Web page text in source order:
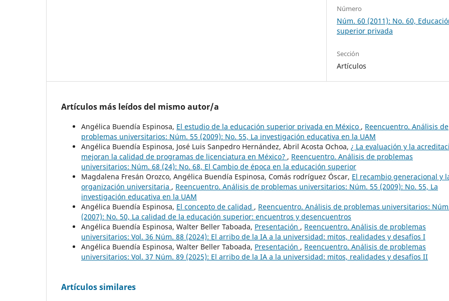
Número
Núm. 60 (2011): No. 60,
superior privada
Sección
Artículos
Artículos más leídos del mismo autor/a
Angélica Buendía Espinosa, El estudio de la educación superior privada en México , Reencuentro. Análisis de
problemas universitarios: Núm. 55 (2009): No. 55, La investigación educativa en la UAM
Angélica Buendía Espinosa, José Luis Sanpedro Hernández, Abril Acosta Ochoa, ¿ La evaluación y la
mejoran la calidad de programas de licenciatura en México? , Reencuentro. Análisis de problemas
universitarios: Núm. 68 (24): No. 68, El Cambio de época en la educación superior
Magdalena Fresán Orozco, Angélica Buendía Espinosa, Comás rodríguez Óscar, El recambio generacional y
organización universitaria , Reencuentro. Análisis de problemas universitarios: Núm. 55 (2009): No. 55, La
investigación educativa en la UAM
Angélica Buendía Espinosa, El concepto de calidad , Reencuentro. Análisis de problemas universitarios:
(2007): No. 50, La calidad de la educación superior: encuentros y desencuentros
Angélica Buendía Espinosa, Walter Beller Taboada, Presentación , Reencuentro. Análisis de problemas
universitarios: Vol. 36 Núm. 88 (2024): El arribo de la IA a la universidad: mitos, realidades y desafíos I
Angélica Buendía Espinosa, Walter Beller Taboada, Presentación , Reencuentro. Análisis de problemas
universitarios: Vol. 37 Núm. 89 (2025): El arribo de la IA a la universidad: mitos, realidades y desafíos II
Artículos similares